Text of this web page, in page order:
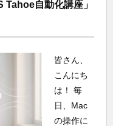
自動化講座」
皆さん、
こんにち
は！ 毎
日、Mac
の操作に